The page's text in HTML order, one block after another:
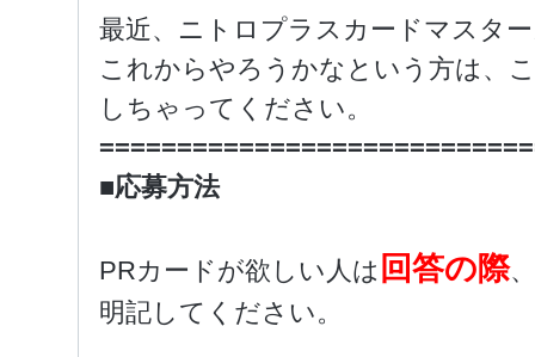
最近、ニトロプラスカードマスタ
これからやろうかなという方は、
しちゃってください。
■応募方法
PRカードが欲しい人は 回答の際
明記してください。